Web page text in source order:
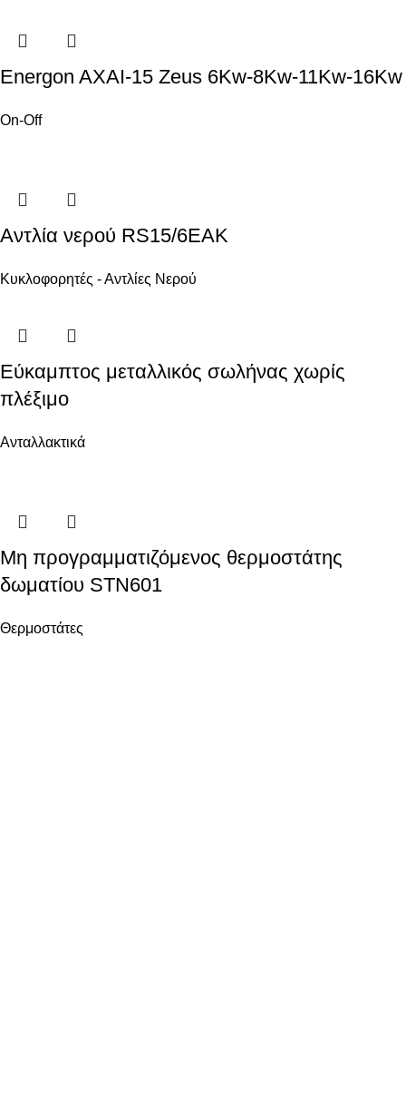
Energon AXAI-15 Zeus 6Kw-8Kw-11Kw-16Kw
On-Off
Αντλία νερού RS15/6EAK
Κυκλοφορητές - Αντλίες Νερού
Εύκαμπτος μεταλλικός σωλήνας χωρίς
πλέξιμο
Ανταλλακτικά
Μη προγραμματιζόμενος θερμοστάτης
δωματίου STN601
Θερμοστάτες